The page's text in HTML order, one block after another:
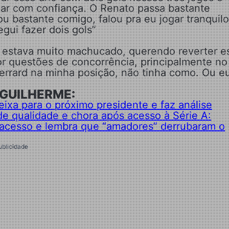
com confiança. O Renato passa bastante
bastante comigo, falou pra eu jogar
fazer dois gols”
muito machucado, querendo reverter
questões de concorrência, principalmente no
na minha posição, não tinha como. Ou
para o próximo presidente e faz análise
qualidade e chora após acesso à Série A:
e lembra que “amadores” derrubaram o